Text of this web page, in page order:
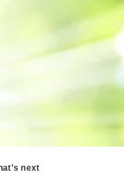
next